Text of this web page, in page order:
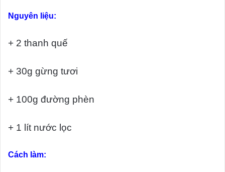
Nguyên liệu:
+ 2 thanh quế
+ 30g gừng tươi
+ 100g đường phèn
+ 1 lít nước lọc
Cách làm: